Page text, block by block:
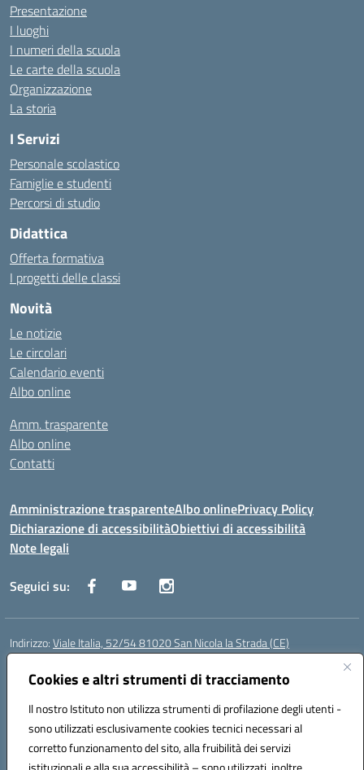
Cookies e altri strumenti di tracciamento
Il nostro Istituto non utilizza strumenti di profilazione degli utenti -
sono utilizzati esclusivamente cookies tecnici necessari al
corretto funzionamento del sito, alla fruibilità dei servizi
Presentazione
I luoghi
I numeri della scuola
Le carte della scuola
Organizzazione
La storia
I Servizi
Personale scolastico
Famiglie e studenti
Percorsi di studio
Didattica
Offerta formativa
I progetti delle classi
Novità
Le notizie
Le circolari
Calendario eventi
Albo online
Amm. trasparente
Albo online
Contatti
Amministrazione trasparenteAlbo onlinePrivacy Policy
Dichiarazione di accessibilitàObiettivi di accessibilità
Note legali
Seguici su:
Indirizzo:Viale Italia, 52/54 81020 San Nicola la Strada (CE)
Centralino:
Posta elettronica certificata (PEC):ceic86700d@pec.istruzione.it
Codice fiscale: 93081990611
Codice meccanografico:CEIC86700D
Codice Indice delle Pubbliche Amministrazioni (IPA): istsc_ceic86700d
Codice unico di fatturazione (CUF): XLWGV9